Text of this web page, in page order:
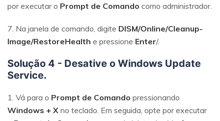
por executar o Prompt de Comando como administrador.
7. Na janela de comando, digite DISM/Online/Cleanup-
Image/RestoreHealth e pressione Enter/.
Solução 4 - Desative o Windows Update
Service.
1. Vá para o Prompt de Comando pressionando
Windows + X no teclado. Em seguida, opte por executar